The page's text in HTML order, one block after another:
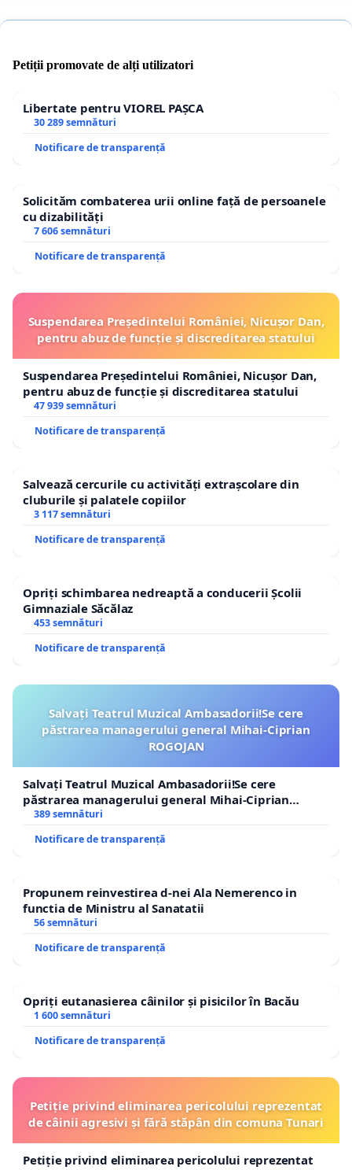
Petiții promovate de alți utilizatori
Libertate pentru VIOREL PAȘCA
30 289 semnături
Notificare de transparență
Solicităm combaterea urii online față de persoanele
cu dizabilități
7 606 semnături
Notificare de transparență
Suspendarea Președintelui României, Nicușor Dan,
pentru abuz de funcție și discreditarea statului
Suspendarea Președintelui României, Nicușor Dan,
pentru abuz de funcție și discreditarea statului
47 939 semnături
Notificare de transparență
Salvează cercurile cu activități extrașcolare din
cluburile și palatele copiilor
3 117 semnături
Notificare de transparență
Opriți schimbarea nedreaptă a conducerii Școlii
Gimnaziale Săcălaz
453 semnături
Notificare de transparență
Salvați Teatrul Muzical Ambasadorii!Se cere
păstrarea managerului general Mihai-Ciprian
ROGOJAN
Salvați Teatrul Muzical Ambasadorii!Se cere
păstrarea managerului general Mihai-Ciprian
ROGOJAN
389 semnături
Notificare de transparență
Propunem reinvestirea d-nei Ala Nemerenco in
functia de Ministru al Sanatatii
56 semnături
Notificare de transparență
Opriți eutanasierea câinilor și pisicilor în Bacău
1 600 semnături
Notificare de transparență
Petiție privind eliminarea pericolului reprezentat
de câinii agresivi și fără stăpân din comuna Tunari
Petiție privind eliminarea pericolului reprezentat